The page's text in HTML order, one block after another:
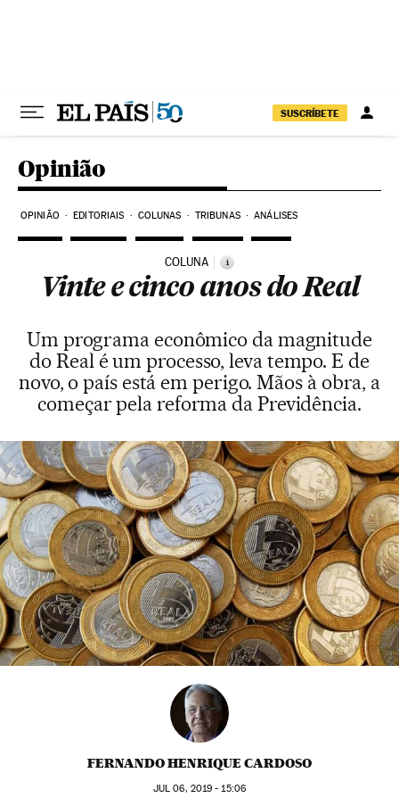
SUSCRÍBETE
Opinião
OPINIÃO EDITORIAIS COLUNAS TRIBUNAS ANÁLISES
COLUNA i
Vinte e cinco anos do Real
Um programa econômico da magnitude
do Real é um processo, leva tempo. E de
novo, o país está em perigo. Mãos à obra, a
começar pela reforma da Previdência.
FERNANDO HENRIQUE CARDOSO
JUL 06, 2019 - 15:06